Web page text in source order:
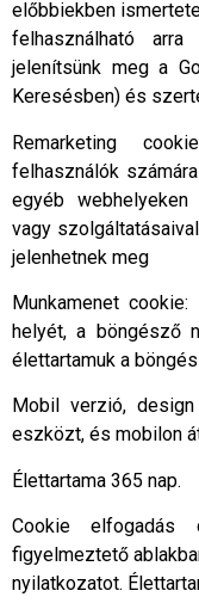
előbbiekben
felhasználható
jelenítsünk meg a
Keresésben) és
Remarketing
felhasználók
egyéb
vagy
jelenhetnek meg
Munkamenet
helyét, a böngésző
élettartamuk a
Mobil verzió,
eszközt, és mobilon
Élettartama 365 nap.
Cookie
figyelmeztető
nyilatkozatot.